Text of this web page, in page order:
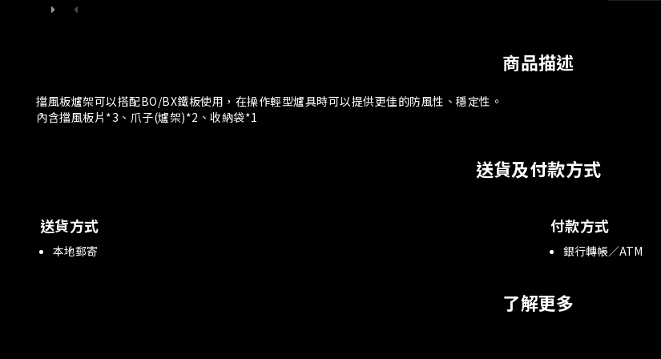
商品描述
擋風板爐架可以搭配BO/BX鐵板使用，在操作輕型爐具時可以提供更佳的防風性、穩定性。
內含擋風板片*3、爪子(爐架)*2、收納袋*1
送貨及付款方式
送貨方式
本地郵寄
付款方式
銀行轉帳／ATM
了解更多